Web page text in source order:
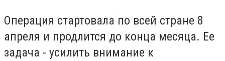
Операция стартовала по всей стране 8
апреля и продлится до конца месяца. Ее
задача - усилить внимание к